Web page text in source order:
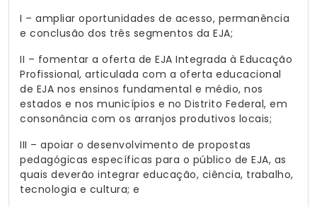
I – ampliar oportunidades de acesso, permanência
e conclusão dos três segmentos da EJA;
II – fomentar a oferta de EJA Integrada à Educação
Profissional, articulada com a oferta educacional
de EJA nos ensinos fundamental e médio, nos
estados e nos municípios e no Distrito Federal, em
consonância com os arranjos produtivos locais;
III – apoiar o desenvolvimento de propostas
pedagógicas específicas para o público de EJA, as
quais deverão integrar educação, ciência, trabalho,
tecnologia e cultura; e